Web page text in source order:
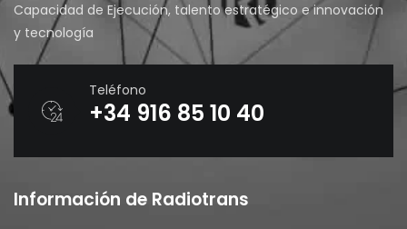
Capacidad de Ejecución, talento estratégico e innovación
y tecnología
Teléfono
+34 916 85 10 40
Información de Radiotrans